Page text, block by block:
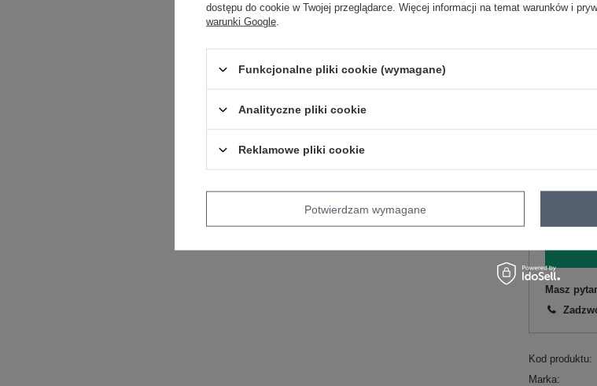
Masz
Kod produktu
Marka
dostępu do cookie w Twojej przeglądarce. Więcej informacji na temat warunków i
warunki Google
Funkcjonalne pliki cookie (wymagane)
Analityczne pliki cookie
Reklamowe pliki cookie
Potwierdzam wymagane